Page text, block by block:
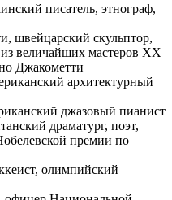
писатель, этнограф,
швейцарский скульптор,
величайших мастеров XX
Джакометти
архитектурный
джазовый пианист
драматург, поэт,
премии по
олимпийский